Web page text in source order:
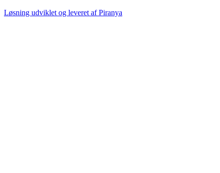
Løsning udviklet og leveret afPiranya